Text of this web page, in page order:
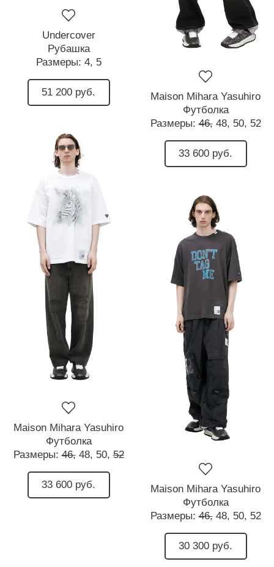
Undercover
Рубашка
Размеры: 4, 5
51 200 руб.
Maison Mihara Yasuhiro
Футболка
Размеры:46, 48, 50, 52
33 600 руб.
Maison Mihara Yasuhiro
Футболка
Размеры:46, 48, 50, 52
33 600 руб.
Maison Mihara Yasuhiro
Футболка
Размеры:46, 48, 50, 52
30 300 руб.